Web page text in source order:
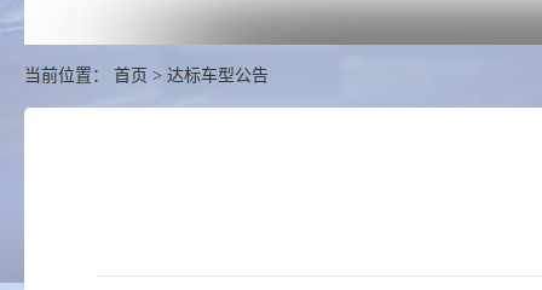
当前位置： 首页 > 达标车型公告